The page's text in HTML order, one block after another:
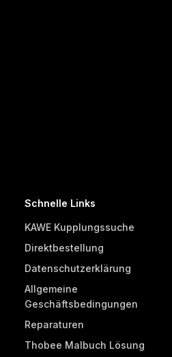
Schnelle Links
KAWE Kupplungssuche
Direktbestellung
Datenschutzerklärung
Allgemeine
Geschäftsbedingungen
Reparaturen
Thobee Malbuch Lösung